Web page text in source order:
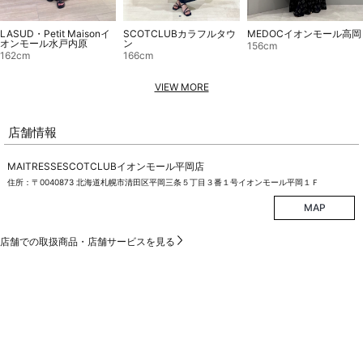
LASUD・Petit Maisonイ
オンモール水戸内原
162cm
SCOTCLUBカラフルタウ
ン
166cm
MEDOCイオンモール高岡
156cm
VIEW MORE
店舗情報
MAITRESSESCOTCLUBイオンモール平岡店
住所：〒0040873 北海道札幌市清田区平岡三条５丁目３番１号イオンモール平岡１Ｆ
MAP
店舗での取扱商品・店舗サービスを見る